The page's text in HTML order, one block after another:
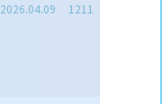
2026.04.09 1211